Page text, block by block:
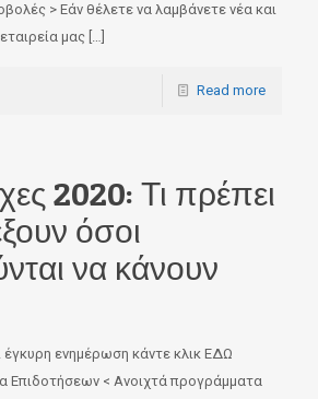
> Εάν θέλετε να λαμβάνετε νέα και
μας […]
Read more
2020: Τι πρέπει
όσοι
να κάνουν
έγκυρη ενημέρωση κάντε κλικ ΕΔΩ
Επιδοτήσεων < Ανοιχτά προγράμματα